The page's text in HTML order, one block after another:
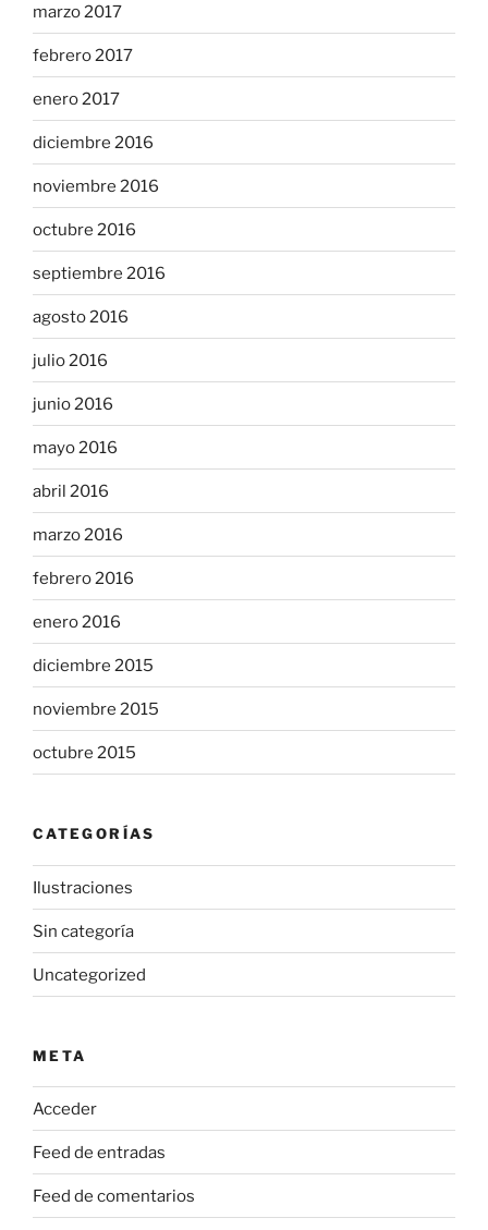
marzo 2017
febrero 2017
enero 2017
diciembre 2016
noviembre 2016
octubre 2016
septiembre 2016
agosto 2016
julio 2016
junio 2016
mayo 2016
abril 2016
marzo 2016
febrero 2016
enero 2016
diciembre 2015
noviembre 2015
octubre 2015
CATEGORÍAS
Ilustraciones
Sin categoría
Uncategorized
META
Acceder
Feed de entradas
Feed de comentarios